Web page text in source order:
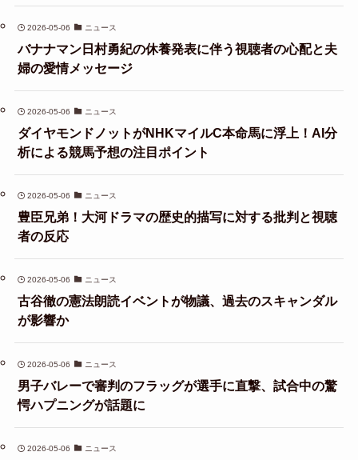
2026-05-06 ニュース
バナナマン日村勇紀の休養発表に伴う視聴者の心配と夫
婦の愛情メッセージ
2026-05-06 ニュース
ダイヤモンドノットがNHKマイルC本命馬に浮上！AI分
析による競馬予想の注目ポイント
2026-05-06 ニュース
豊臣兄弟！大河ドラマの歴史的描写に対する批判と視聴
者の反応
2026-05-06 ニュース
古谷徹の憲法朗読イベントが物議、過去のスキャンダル
が影響か
2026-05-06 ニュース
男子バレーで審判のフラッグが選手に直撃、試合中の驚
愕ハプニングが話題に
2026-05-06 ニュース